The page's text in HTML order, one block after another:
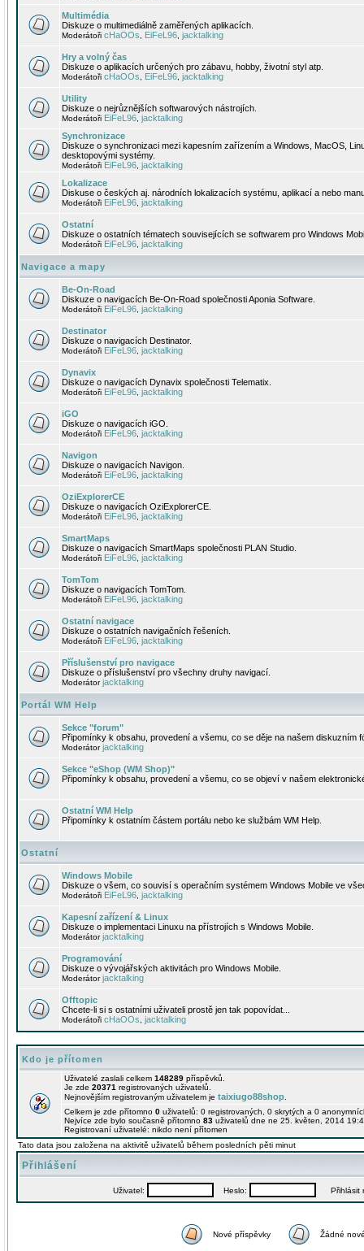
Multimédia
Diskuze o multimediálně zaměřených aplikacích.
Moderátoři cHaOOs EiFeL96 jacktalking
Hry a volný čas
Diskuze o aplikacích určených pro zábavu, hobby, životní styl atp.
Moderátoři cHaOOs EiFeL96 jacktalking
Utility
Diskuze o nejrůznějších softwarových nástrojích.
Moderátoři EiFeL96 jacktalking
Synchronizace
Diskuze o synchronizaci mezi kapesním zařízením a Windows, MacOS,
desktopovými systémy.
Moderátoři EiFeL96 jacktalking
Lokalizace
Diskuse o českých aj. národních lokalizacích systému, aplikací a nebo
Moderátoři EiFeL96 jacktalking
Ostatní
Diskuze o ostatních tématech souvisejících se softwarem pro Windows
Moderátoři EiFeL96 jacktalking
Navigace a mapy
Be-On-Road
Diskuze o navigacích Be-On-Road společnosti Aponia Software.
Moderátoři EiFeL96 jacktalking
Destinator
Diskuze o navigacích Destinator.
Moderátoři EiFeL96 jacktalking
Dynavix
Diskuze o navigacích Dynavix společnosti Telematix.
Moderátoři EiFeL96 jacktalking
iGO
Diskuze o navigacích iGO.
Moderátoři EiFeL96 jacktalking
Navigon
Diskuze o navigacích Navigon.
Moderátoři EiFeL96 jacktalking
OziExplorerCE
Diskuze o navigacích OziExplorerCE.
Moderátoři EiFeL96 jacktalking
SmartMaps
Diskuze o navigacích SmartMaps společnosti PLAN Studio.
Moderátoři EiFeL96 jacktalking
TomTom
Diskuze o navigacích TomTom.
Moderátoři EiFeL96 jacktalking
Ostatní navigace
Diskuze o ostatních navigačních řešeních.
Moderátoři EiFeL96 jacktalking
Příslušenství pro navigace
Diskuze o příslušenství pro všechny druhy navigací.
Moderátorjacktalking
Portál WM Help
Sekce "forum"
Připomínky k obsahu, provedení a všemu, co se děje na našem diskuzním
Moderátorjacktalking
Sekce "eShop (WM Shop)"
Připomínky k obsahu, provedení a všemu, co se objeví v našem
Ostatní WM Help
Připomínky k ostatním částem portálu nebo ke službám WM Help.
Ostatní
Windows Mobile
Diskuze o všem, co souvisí s operačním systémem Windows Mobile ve
Moderátoři EiFeL96 jacktalking
Kapesní zařízení & Linux
Diskuze o implementaci Linuxu na přístrojích s Windows Mobile.
Moderátorjacktalking
Programování
Diskuze o vývojářských aktivitách pro Windows Mobile.
Moderátorjacktalking
Offtopic
Chcete-li si s ostatními uživateli prostě jen tak popovídat...
Moderátoři cHaOOs jacktalking
Kdo je přítomen
Uživatelé zaslali celkem 148289 příspěvků.
Je zde 20371 registrovaných uživatelů.
Nejnovějším registrovaným uživatelem je taixiugo88shop
Celkem je zde přítomno 0 uživatelů: 0 registrovaných, 0 skrytých a 0
Nejvíce zde bylo současně přítomno 83 uživatelů dne ne 25. květen, 2014
Registrovaní uživatelé: nikdo není přítomen
Tato data jsou založena na aktivitě uživatelů během posledních pěti minut
Přihlášení
Uživatel: Heslo: Přihlásit
Nové příspěvky Žádné